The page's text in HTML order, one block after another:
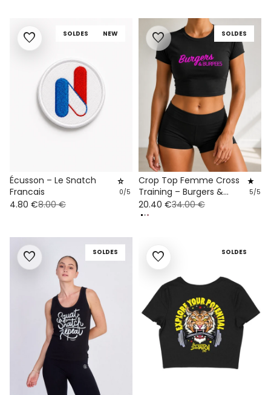
SOLDES NEW
favorite
Écusson – Le Snatch
Francais
star_rate
0/5
4.80 €8.00 €
SOLDES
favorite
Crop Top Femme Cross
Training – Burgers &
Burpees Coton Bio
star_rate
5/5
20.40 €34.00 €
SOLDES
favorite SOLDES
favorite